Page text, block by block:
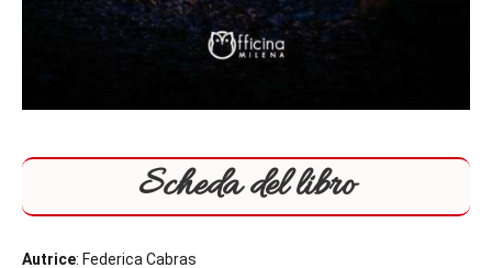
Scheda del libro
Autrice: Federica Cabras